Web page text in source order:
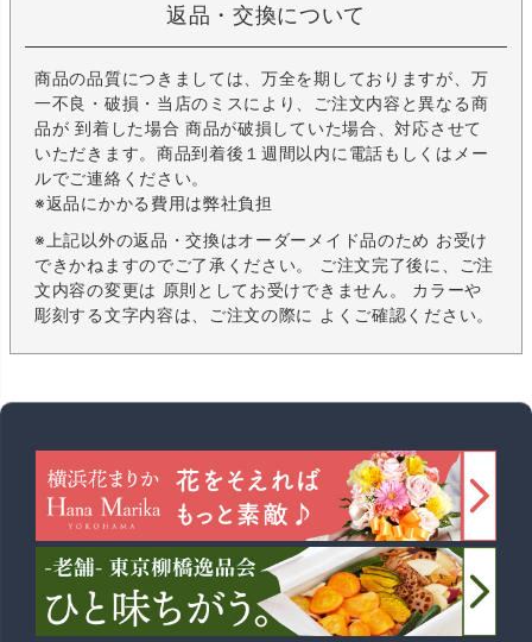
返品・交換について
商品の品質につきましては、万全を期しておりますが、万
一不良・破損・当店のミスにより、ご注文内容と異なる商
品が 到着した場合 商品が破損していた場合、対応させて
いただきます。商品到着後１週間以内に電話もしくはメー
ルでご連絡ください。
※返品にかかる費用は弊社負担
※上記以外の返品・交換はオーダーメイド品のため お受け
できかねますのでご了承ください。 ご注文完了後に、ご注
文内容の変更は 原則としてお受けできません。 カラーや
彫刻する文字内容は、ご注文の際に よくご確認ください。